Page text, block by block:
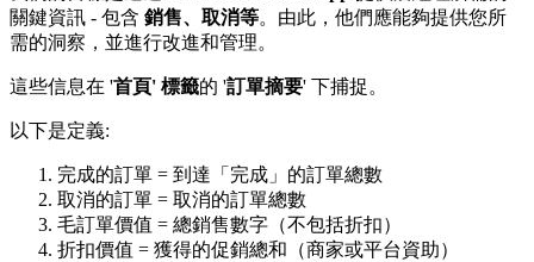
關鍵資訊 - 包含 銷售、取消等。由此，他們應能夠提供您所
需的洞察，並進行改進和管理。
這些信息在 '首頁' 標籤的 '訂單摘要' 下捕捉。
以下是定義:
完成的訂單 = 到達「完成」的訂單總數
取消的訂單 = 取消的訂單總數
毛訂單價值 = 總銷售數字（不包括折扣）
折扣價值 = 獲得的促銷總和（商家或平台資助）